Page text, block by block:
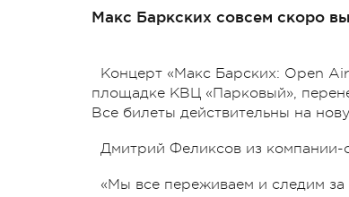
Макс Баркских совсем скоро
Концерт «Макс Барских: Open
площадке КВЦ «Парковый»,
Все билеты действительны на
Дмитрий Феликсов из компании-
«Мы все переживаем и следим